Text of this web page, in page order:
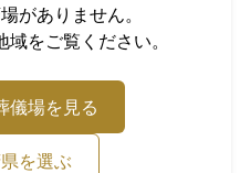
がありません。
をご覧ください。
儀場を見る
を選ぶ